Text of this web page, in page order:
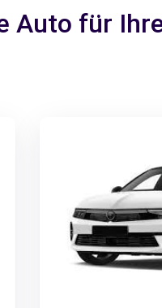
Auto für